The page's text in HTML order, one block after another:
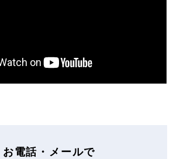
お電話・メールで